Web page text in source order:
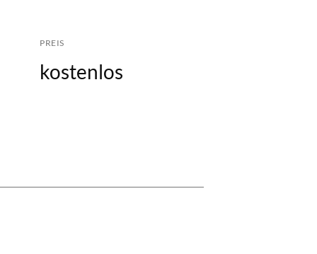
PREIS
kostenlos